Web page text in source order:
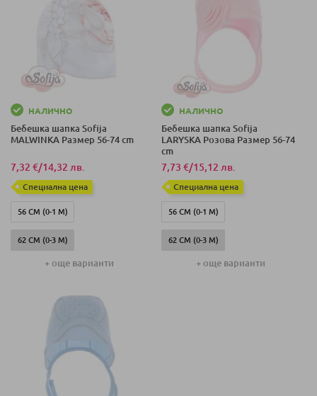
НАЛИЧНО
Бебешка шапка Sofija
MALWINKA Размер 56-74 cm
7,32 €/14,32 лв.
Специална цена
56 СМ (0-1 М)
62 СМ (0-3 М)
68 СМ (3-6 М)
74 СМ (6-9 М)
+ още варианти
НАЛИЧНО
Бебешка шапка Sofija
LARYSKA Розова Размер 56-74
cm
7,73 €/15,12 лв.
Специална цена
56 СМ (0-1 М)
62 СМ (0-3 М)
68 СМ (3-6 М)
+ още варианти